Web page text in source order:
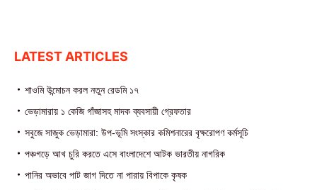
LATEST ARTICLES
শাওমি উন্মোচন করল নতুন রেডমি ১৭
ভেড়ামারায় ১ কেজি গাঁজাসহ মাদক ব্যবসায়ী গ্রেফতার
সবুজে সাজুক ভেড়ামারা: উপ-ভূমি সংস্কার কমিশনারের বৃক্ষরোপণ কর্মসূচি
পঞ্চগড়ে আখ চুরি করতে এসে বাংলাদেশে আটক ভারতীয় নাগরিক
পা‌নির অভাবে পাট জাগ দিতে না পারায় বিপাকে কৃষক